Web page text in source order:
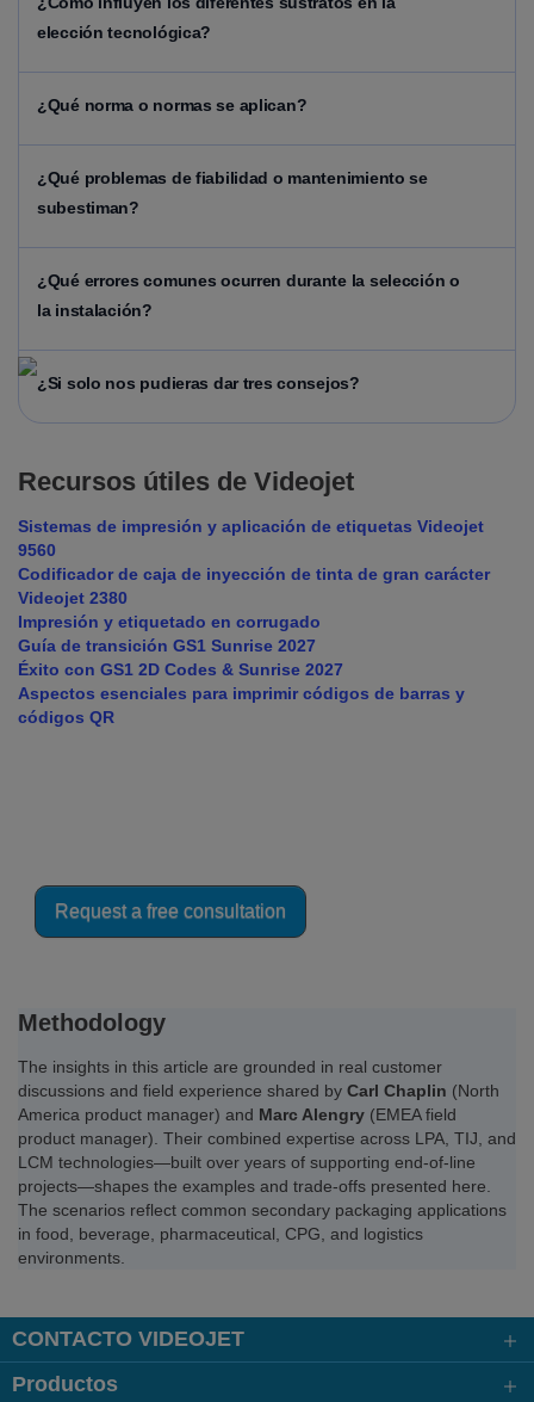
elección tecnológica?
¿Qué norma o normas se aplican?
¿Qué problemas de fiabilidad o mantenimiento se
subestiman?
¿Qué errores comunes ocurren durante la selección o
la instalación?
¿Si solo nos pudieras dar tres consejos?
Recursos útiles de Videojet
Sistemas de impresión y aplicación de etiquetas Videojet
9560
Codificador de caja de inyección de tinta de gran carácter
Videojet 2380
Impresión y etiquetado en corrugado
Guía de transición GS1 Sunrise 2027
Éxito con GS1 2D Codes & Sunrise 2027
Aspectos esenciales para imprimir códigos de barras y
códigos QR
Request a free consultation
Methodology
The insights in this article are grounded in real customer
discussions and field experience shared by Carl Chaplin (North
America product manager) and Marc Alengry (EMEA field
product manager). Their combined expertise across LPA, TIJ, and
LCM technologies—built over years of supporting end‑of‑line
projects—shapes the examples and trade‑offs presented here.
The scenarios reflect common secondary packaging applications
in food, beverage, pharmaceutical, CPG, and logistics
environments.
CONTACTO VIDEOJET
Productos